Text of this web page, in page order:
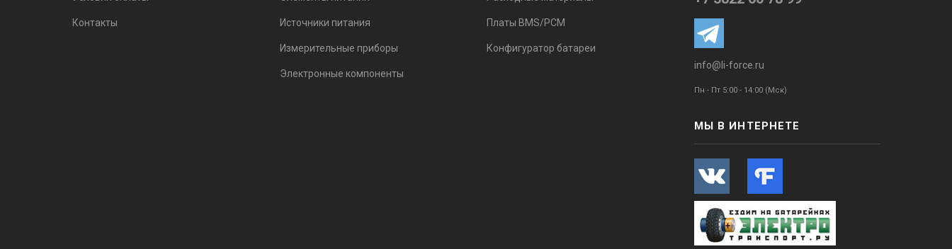
Контакты Источники питания
Измерительные приборы
Электронные компоненты
Платы BMS/PCM
Конфигуратор батареи
info@li-force.ru
Пн - Пт 5:00 - 14:00 (Мск)
МЫ В ИНТЕРНЕТЕ